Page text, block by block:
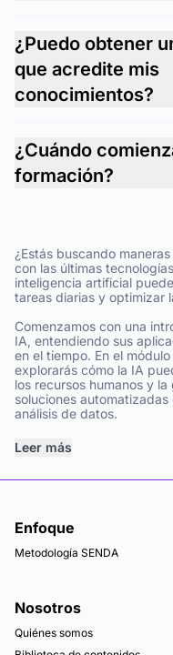
¿Puedo obtener
que acredite mis
conocimientos?
¿Cuándo
formación?
¿Estás buscando
con las últimas
inteligencia artificial
tareas diarias y optimizar
Comenzamos con una
IA, entendiendo sus
en el tiempo. En el
explorarás cómo la IA
los recursos humanos y
soluciones
análisis de datos.
Leer más
Enfoque
Metodología SENDA
Nosotros
Quiénes somos